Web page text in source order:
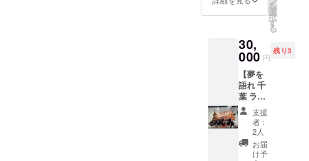
切れない店
せる。2006
年10月京都
一乗寺に
『ラーメン
荘 夢を語
れ』創業。
わずか1ヶ月
野を開
拓する
年間
ラーメ
ンが食
べ放題
になる
夢の限
定リ
ターン
です。
『月７
回以
を
選
択
す
る
30,
000 円
残り3
【夢を
語れ 千
葉 ラー
メン半
年間食
べ放
題】
支援
者：
2人
お届
け予